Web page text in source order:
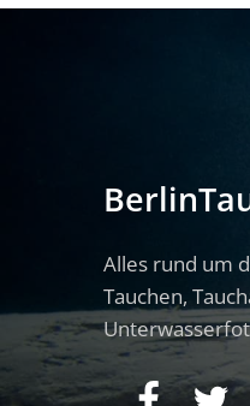
Alles rund um
Tauchen,